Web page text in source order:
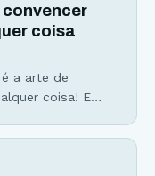
como
convencer
coisa
a arte de
coisa! E
que isso seja